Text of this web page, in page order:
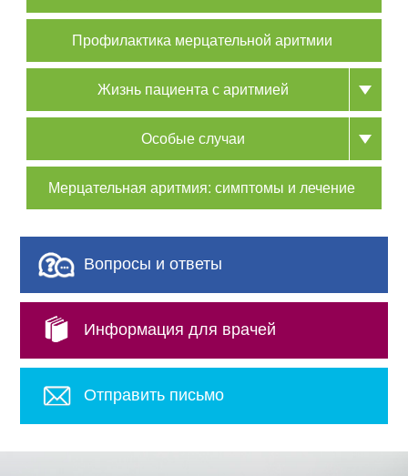
Профилактика мерцательной аритмии
Жизнь пациента с аритмией
Особые случаи
Мерцательная аритмия: симптомы и лечение
Вопросы и ответы
Информация для врачей
Отправить письмо